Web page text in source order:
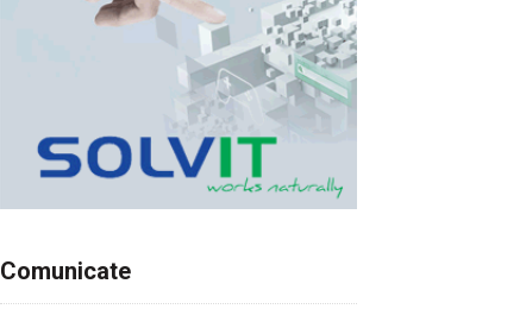
Comunicate